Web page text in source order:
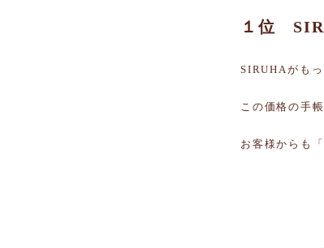
１位
SIRUHAがも
この価格の手
お客様からも